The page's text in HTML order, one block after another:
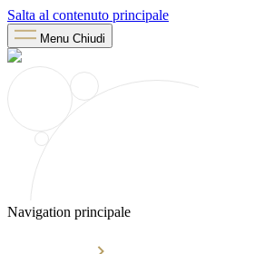
Salta al contenuto principale
Menu Chiudi
Navigation principale